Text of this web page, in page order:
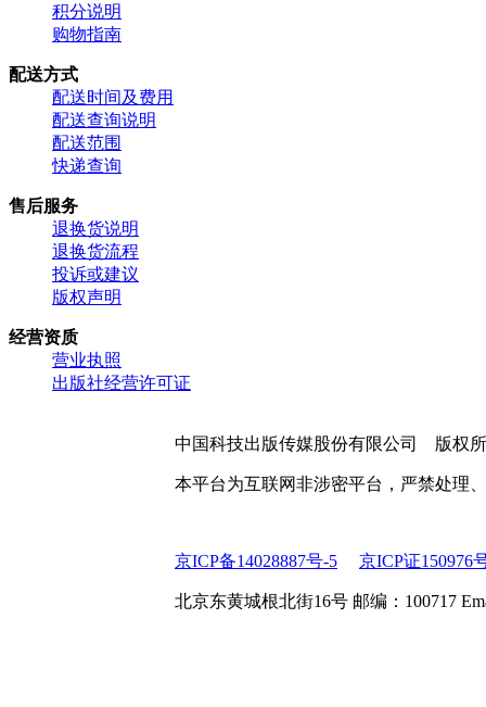
积分说明
购物指南
配送方式
配送时间及费用
配送查询说明
配送范围
快递查询
售后服务
退换货说明
退换货流程
投诉或建议
版权声明
经营资质
营业执照
出版社经营许可证
中国科技出版传媒股份有限公司 版权
本平台为互联网非涉密平台，严禁处理
京ICP备14028887号-5 京ICP证150976
北京东黄城根北街16号 邮编：100717